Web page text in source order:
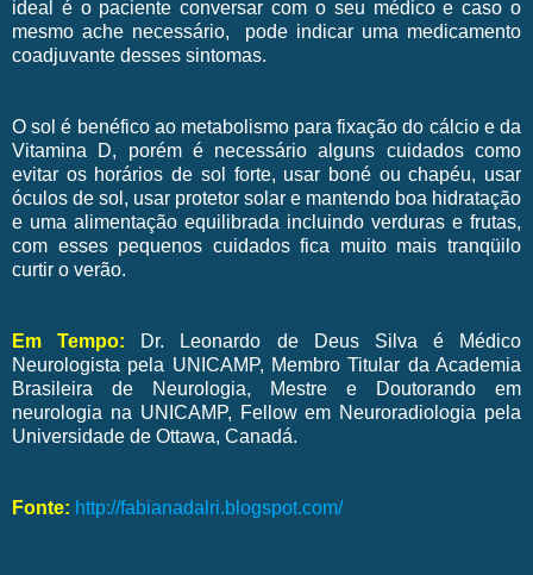
ideal é o paciente conversar com o seu médico e caso o
mesmo ache necessário, pode indicar uma medicamento
coadjuvante desses sintomas.
O sol é benéfico ao metabolismo para fixação do cálcio e da
Vitamina D, porém é necessário alguns cuidados como
evitar os horários de sol forte, usar boné ou chapéu, usar
óculos de sol, usar protetor solar e mantendo boa hidratação
e uma alimentação equilibrada incluindo verduras e frutas,
com esses pequenos cuidados fica muito mais tranqüilo
curtir o verão.
Em Tempo: Dr. Leonardo de Deus Silva é Médico
Neurologista pela UNICAMP, Membro Titular da Academia
Brasileira de Neurologia, Mestre e Doutorando em
neurologia na UNICAMP, Fellow em Neuroradiologia pela
Universidade de Ottawa, Canadá.
Fonte: http://fabianadalri.blogspot.com/